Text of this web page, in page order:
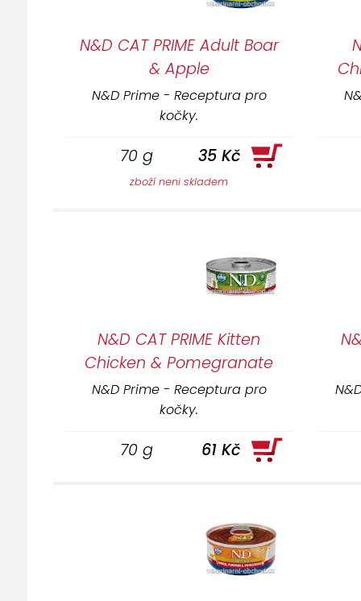
N&D CAT PRIME Adult Boar
& Apple
N&D Prime - Receptura pro
kočky.
70 g 35 Kč
zboží neni skladem
N&D CAT PRIME Kitten
Chicken & Pomegranate
N&D Prime - Receptura pro
kočky.
70 g 61 Kč